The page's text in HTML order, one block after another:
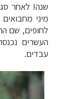
שנה! לאחר
מיני
לחופים, שם
העשרים
עבדים.